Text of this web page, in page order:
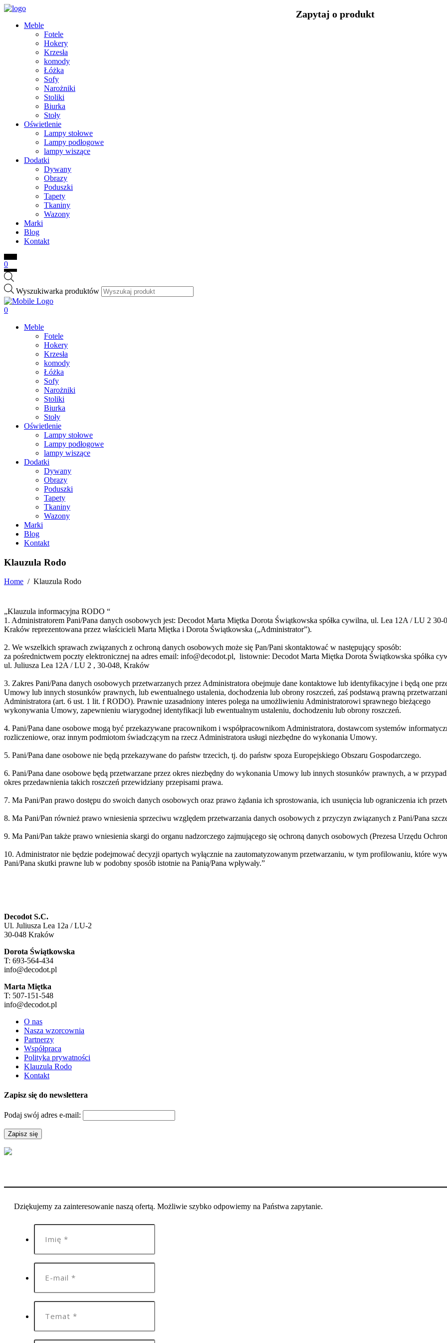
Meble
Fotele
Hokery
Krzesła
komody
Łóżka
Sofy
Narożniki
Stoliki
Biurka
Stoły
Oświetlenie
Lampy stołowe
Lampy podłogowe
lampy wiszące
Dodatki
Dywany
Obrazy
Poduszki
Tapety
Tkaniny
Wazony
Marki
Blog
Kontakt
0
Wyszukiwarka produktów
0
Meble
Fotele
Hokery
Krzesła
komody
Łóżka
Sofy
Narożniki
Stoliki
Biurka
Stoły
Oświetlenie
Lampy stołowe
Lampy podłogowe
lampy wiszące
Dodatki
Dywany
Obrazy
Poduszki
Tapety
Tkaniny
Wazony
Marki
Blog
Kontakt
Klauzula Rodo
Home / Klauzula Rodo
„Klauzula informacyjna RODO “
1. Administratorem Pani/Pana danych osobowych jest: Decodot Marta Miętka Dorota Świątkowska spółka cywilna, ul. Lea 12A / LU 2 30-
Kraków reprezentowana przez właścicieli Marta Miętka i Dorota Świątkowska („Administrator”).
2. We wszelkich sprawach związanych z ochroną danych osobowych może się Pan/Pani skontaktować w następujący sposób:
za pośrednictwem poczty elektronicznej na adres email: info@decodot.pl, listownie: Decodot Marta Miętka Dorota Świątkowska spółka
ul. Juliusza Lea 12A / LU 2 , 30-048, Kraków
3. Zakres Pani/Pana danych osobowych przetwarzanych przez Administratora obejmuje dane kontaktowe lub identyfikacyjne i będą one
Umowy lub innych stosunków prawnych, lub ewentualnego ustalenia, dochodzenia lub obrony roszczeń, zaś podstawą prawną
Administratora (art. 6 ust. 1 lit. f RODO). Prawnie uzasadniony interes polega na umożliwieniu Administratorowi sprawnego bieżącego
wykonywania Umowy, zapewnieniu wiarygodnej identyfikacji lub ewentualnym ustaleniu, dochodzeniu lub obrony roszczeń.
4. Pani/Pana dane osobowe mogą być przekazywane pracownikom i współpracownikom Administratora, dostawcom systemów
rozliczeniowe, oraz innym podmiotom świadczącym na rzecz Administratora usługi niezbędne do wykonania Umowy.
5. Pani/Pana dane osobowe nie będą przekazywane do państw trzecich, tj. do państw spoza Europejskiego Obszaru Gospodarczego.
6. Pani/Pana dane osobowe będą przetwarzane przez okres niezbędny do wykonania Umowy lub innych stosunków prawnych, a w
okres przedawnienia takich roszczeń przewidziany przepisami prawa.
7. Ma Pani/Pan prawo dostępu do swoich danych osobowych oraz prawo żądania ich sprostowania, ich usunięcia lub ograniczenia ich
8. Ma Pani/Pan również prawo wniesienia sprzeciwu względem przetwarzania danych osobowych z przyczyn związanych z Pani/Pana
9. Ma Pani/Pan także prawo wniesienia skargi do organu nadzorczego zajmującego się ochroną danych osobowych (Prezesa Urzędu
10. Administrator nie będzie podejmować decyzji opartych wyłącznie na zautomatyzowanym przetwarzaniu, w tym profilowaniu, które
Pani/Pana skutki prawne lub w podobny sposób istotnie na Panią/Pana wpływały.”
Decodot S.C.
Ul. Juliusza Lea 12a / LU-2
30-048 Kraków
Dorota Świątkowska
T: 693-564-434
info@decodot.pl
Marta Miętka
T: 507-151-548
info@decodot.pl
O nas
Nasza wzorcownia
Partnerzy
Współpraca
Polityka prywatności
Klauzula Rodo
Kontakt
Zapisz się do newslettera
Podaj swój adres e-mail:
Dziękujemy za zainteresowanie naszą ofertą. Możliwie szybko odpowiemy na Państwa zapytanie.